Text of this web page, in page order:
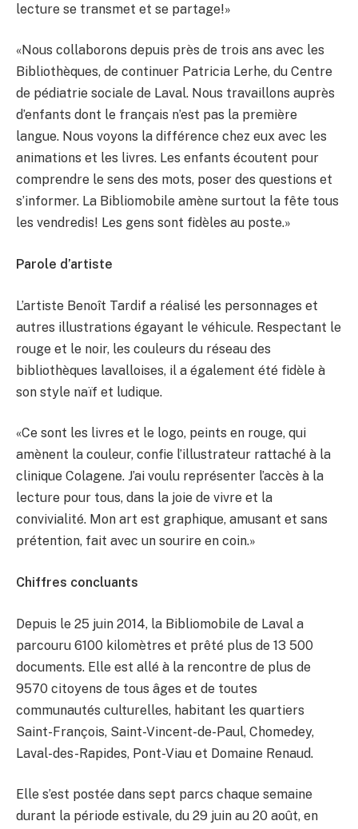
lecture se transmet et se partage!»
«Nous collaborons depuis près de trois ans avec les
Bibliothèques, de continuer Patricia Lerhe, du Centre
de pédiatrie sociale de Laval. Nous travaillons auprès
d’enfants dont le français n’est pas la première
langue. Nous voyons la différence chez eux avec les
animations et les livres. Les enfants écoutent pour
comprendre le sens des mots, poser des questions et
s’informer. La Bibliomobile amène surtout la fête tous
les vendredis! Les gens sont fidèles au poste.»
Parole d’artiste
L’artiste Benoît Tardif a réalisé les personnages et
autres illustrations égayant le véhicule. Respectant le
rouge et le noir, les couleurs du réseau des
bibliothèques lavalloises, il a également été fidèle à
son style naïf et ludique.
«Ce sont les livres et le logo, peints en rouge, qui
amènent la couleur, confie l’illustrateur rattaché à la
clinique Colagene. J’ai voulu représenter l’accès à la
lecture pour tous, dans la joie de vivre et la
convivialité. Mon art est graphique, amusant et sans
prétention, fait avec un sourire en coin.»
Chiffres concluants
Depuis le 25 juin 2014, la Bibliomobile de Laval a
parcouru 6100 kilomètres et prêté plus de 13 500
documents. Elle est allé à la rencontre de plus de
9570 citoyens de tous âges et de toutes
communautés culturelles, habitant les quartiers
Saint-François, Saint-Vincent-de-Paul, Chomedey,
Laval-des-Rapides, Pont-Viau et Domaine Renaud.
Elle s’est postée dans sept parcs chaque semaine
durant la période estivale, du 29 juin au 20 août, en